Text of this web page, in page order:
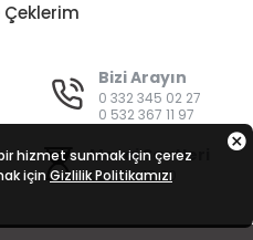
Çeklerim
Bizi Arayın
0 332 345 02 27
0 532 367 11 97
Mesai Saatleri
08:00 - 19:00
hizmet sunmak için çerez
için Gizlilik Politikamızı